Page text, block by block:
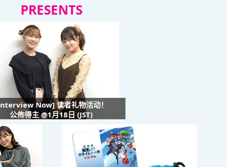
PRESENTS
Now] 读者礼物活动！
公佈得主 @1月18日 (JST)